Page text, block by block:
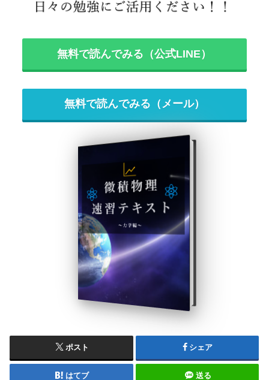
無料で読んでみる（公式LINE）
無料で読んでみる（メール）
ポスト シェア
はてブ 送る